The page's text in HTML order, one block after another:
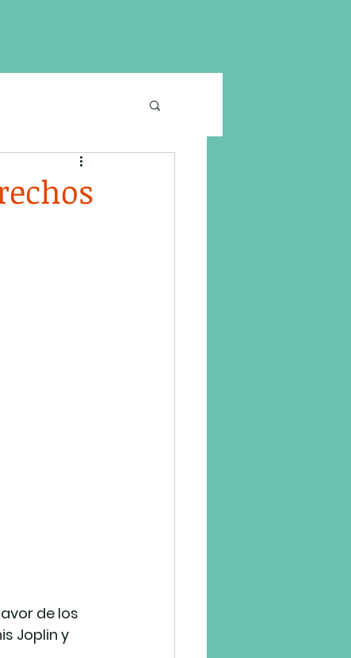
de los
Joplin y